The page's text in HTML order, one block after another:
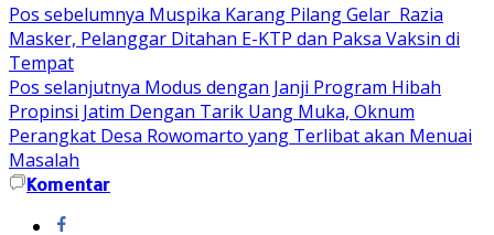
Pos sebelumnya Muspika Karang Pilang Gelar Razia
Masker, Pelanggar Ditahan E-KTP dan Paksa Vaksin di
Tempat
Pos selanjutnya Modus dengan Janji Program Hibah
Propinsi Jatim Dengan Tarik Uang Muka, Oknum
Perangkat Desa Rowomarto yang Terlibat akan Menuai
Masalah
Komentar